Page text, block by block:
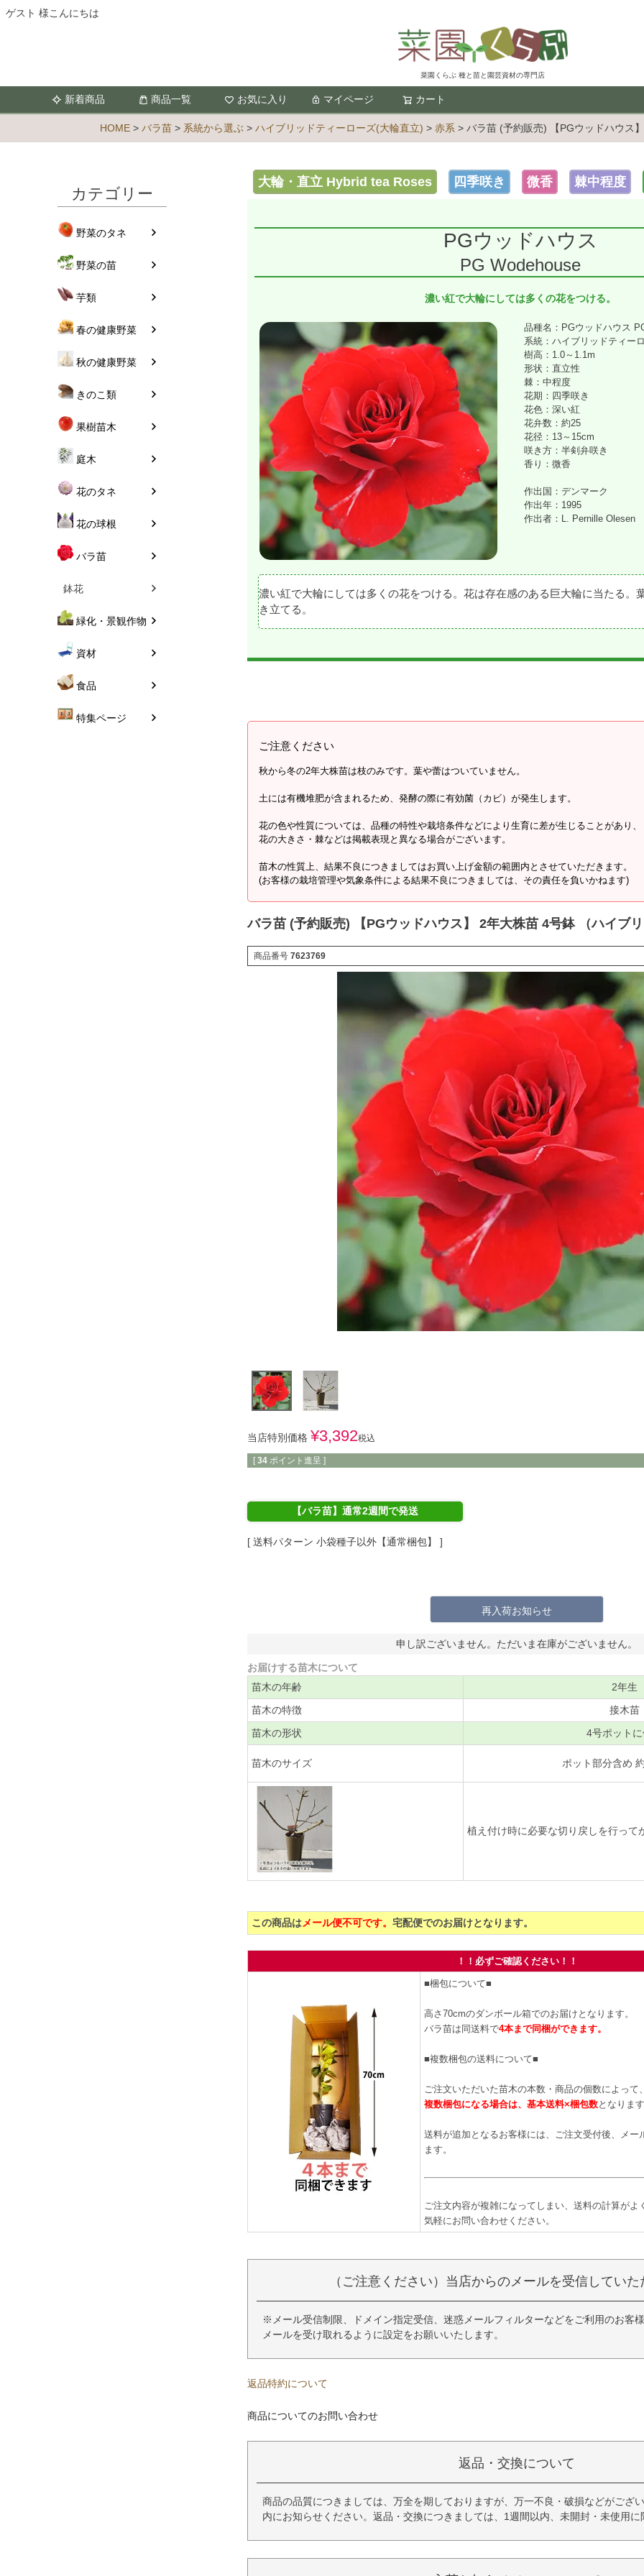
ゲスト 様こんにちは
菜園くらぶ 種と苗と園芸資材の専門店
新着商品 商品一覧 お気に入り マイページ カート
HOME バラ苗 系統から選ぶ ハイブリッドティーローズ(大輪直立) 赤系 バラ苗 (予約販売) 【PGウッドハウス
カテゴリー
野菜のタネ
野菜の苗
芋類
春の健康野菜
秋の健康野菜
きのこ類
果樹苗木
庭木
花のタネ
花の球根
バラ苗
鉢花
緑化・景観作物
資材
食品
特集ページ
大輪・直立 Hybrid tea Roses 四季咲き 微香 棘中程度
PGウッドハウス
PG Wodehouse
濃い紅で大輪にしては多くの花をつける。
品種名：PGウッドハウス
系統：ハイブリッドティー
樹高：1.0～1.1m
形状：直立性
棘：中程度
花期：四季咲き
花色：深い紅
花弁数：約25
花径：13～15cm
咲き方：半剣弁咲き
香り：微香
作出国：デンマーク
作出年：1995
作出者：L. Pernille Olesen
濃い紅で大輪にしては多くの花をつける。花は存在感のある巨大輪に当たる。
き立てる。
ご注意ください
秋から冬の2年大株苗は枝のみです。葉や蕾はついていません。
土には有機堆肥が含まれるため、発酵の際に有効菌（カビ）が発生します。
花の色や性質については、品種の特性や栽培条件などにより生育に差が生じることがあり、
花の大きさ・棘などは掲載表現と異なる場合がございます。
苗木の性質上、結果不良につきましてはお買い上げ金額の範囲内とさせていただきます。
(お客様の栽培管理や気象条件による結果不良につきましては、その責任を負いかねます)
バラ苗 (予約販売) 【PGウッドハウス】 2年大株苗 4号鉢 （ハイブリ
商品番号 7623769
当店特別価格 ¥3,392税込
[ 34 ポイント進呈 ]
【バラ苗】通常2週間で発送
送料パターン 小袋種子以外【通常梱包】
再入荷お知らせ
申し訳ございません。ただいま在庫がございません。
お届けする苗木について
苗木の年齢
2年生
苗木の特徴
接木苗
苗木の形状
4号ポット
苗木のサイズ ポット部分含め
植え付け時に必要な切り戻しを行って
この商品はメール便不可です。 宅配便でのお届けとなります。
！！必ずご確認ください！！
■梱包について■
高さ70cmのダンボール箱でのお届けとなります。
バラ苗は同送料で4本まで同梱ができます。
■複数梱包の送料について■
ご注文いただいた苗木の本数・商品の個数によって、
複数梱包になる場合は、基本送料×梱包数となります
送料が追加となるお客様には、ご注文受付後、メー
ます。
ご注文内容が複雑になってしまい、送料の計算がよ
気軽にお問い合わせください。
（ご注意ください）当店からのメールを受信してい
※メール受信制限、ドメイン指定受信、迷惑メールフィルターなどをご利用のお客
メールを受け取れるように設定をお願いいたします。
返品特約について
商品についてのお問い合わせ
返品・交換について
商品の品質につきましては、万全を期しておりますが、万一不良・破損などがござ
内にお知らせください。返品・交換につきましては、1週間以内、未開封・未使用に